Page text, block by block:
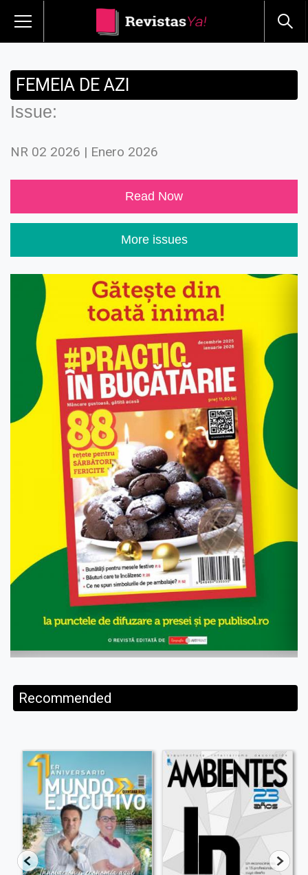
FEMEIA DE AZI
Issue:
NR 02 2026 | Enero 2026
Read Now
More issues
Recommended